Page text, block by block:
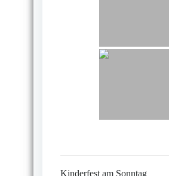
Kinderfest am Sonntag